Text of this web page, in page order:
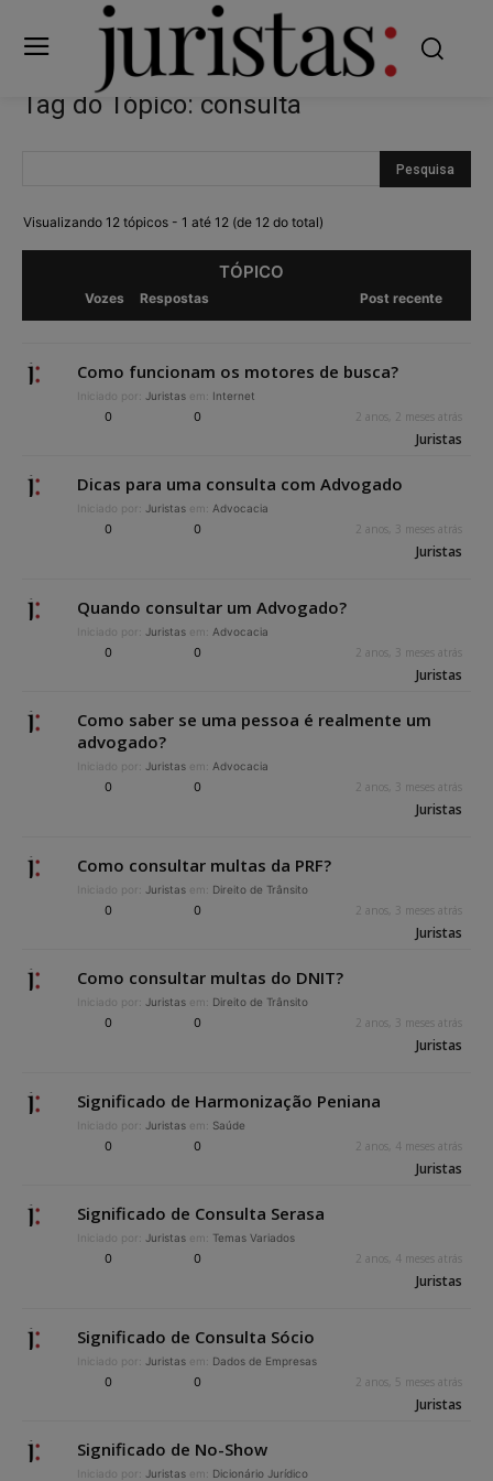
Tag do Tópico: consulta
Visualizando 12 tópicos - 1 até 12 (de 12 do total)
TÓPICO
Vozes Respostas Post recente
Como funcionam os motores de busca?
Iniciado por: Juristas em: Internet
0 0 2 anos, 2 meses atrás
Juristas
Dicas para uma consulta com Advogado
Iniciado por: Juristas em: Advocacia
0 0 2 anos, 3 meses atrás
Juristas
Quando consultar um Advogado?
Iniciado por: Juristas em: Advocacia
0 0 2 anos, 3 meses atrás
Juristas
Como saber se uma pessoa é realmente um
advogado?
Iniciado por: Juristas em: Advocacia
0 0 2 anos, 3 meses atrás
Juristas
Como consultar multas da PRF?
Iniciado por: Juristas em: Direito de Trânsito
0 0 2 anos, 3 meses atrás
Juristas
Como consultar multas do DNIT?
Iniciado por: Juristas em: Direito de Trânsito
0 0 2 anos, 3 meses atrás
Juristas
Significado de Harmonização Peniana
Iniciado por: Juristas em: Saúde
0 0 2 anos, 4 meses atrás
Juristas
Significado de Consulta Serasa
Iniciado por: Juristas em: Temas Variados
0 0 2 anos, 4 meses atrás
Juristas
Significado de Consulta Sócio
Iniciado por: Juristas em: Dados de Empresas
0 0 2 anos, 5 meses atrás
Juristas
Significado de No-Show
Iniciado por: Juristas em: Dicionário Jurídico